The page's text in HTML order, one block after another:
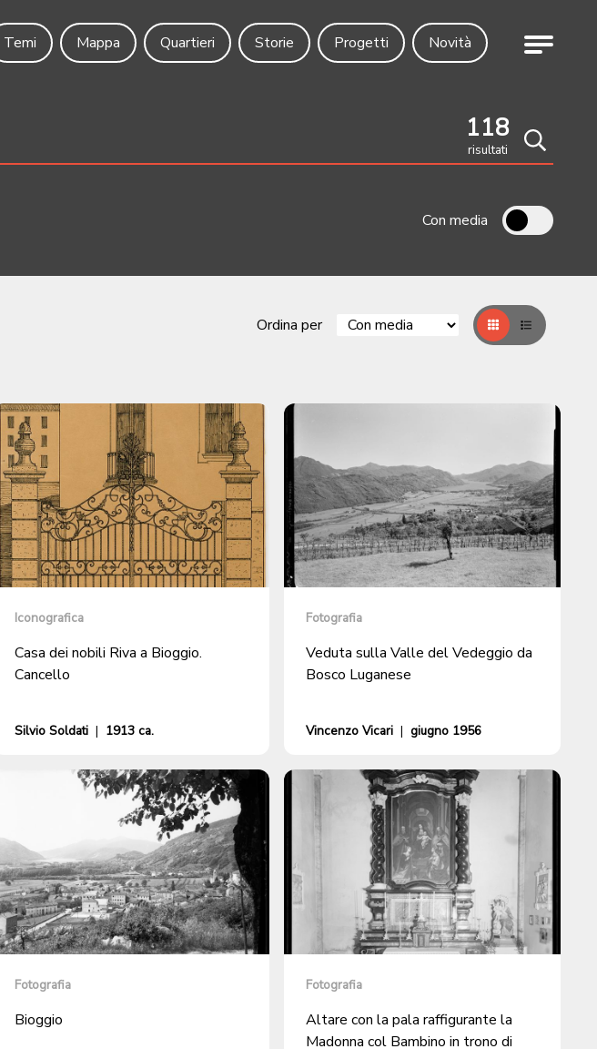
Temi
Mappa Quartieri Storie Progetti Novità Menu
118
risultati
Cerca
Con media
Ordina per GrigliaTable
Iconografica
Casa dei nobili Riva a Bioggio.
Cancello
Silvio Soldati | 1913 ca.
Fotografia
Veduta sulla Valle del Vedeggio da
Bosco Luganese
Vincenzo Vicari | giugno 1956
Fotografia
Bioggio
Fotografia
Altare con la pala raffigurante la
Madonna col Bambino in trono di